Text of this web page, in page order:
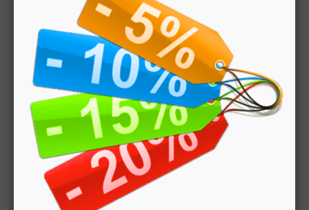
Hai bisogno di aiuto? Chatta con noi